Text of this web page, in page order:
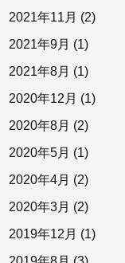
2021年11月 (2)
2021年9月 (1)
2021年8月 (1)
2020年12月 (1)
2020年8月 (2)
2020年5月 (1)
2020年4月 (2)
2020年3月 (2)
2019年12月 (1)